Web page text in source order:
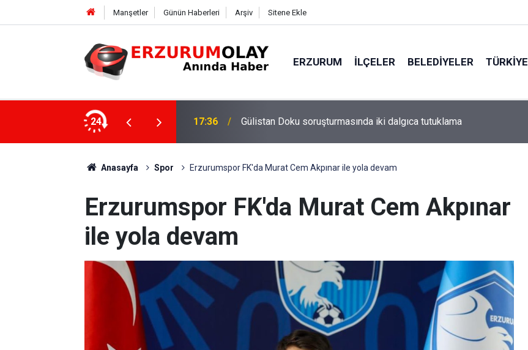
Manşetler Günün Haberleri Arşiv Sitene Ekle
ERZURUM İLÇELER BELEDIYELER TÜRKIYE
24
dalgıca tutuklama 12:29
Anasayfa Spor Erzurumspor FK'da Murat Cem Akpınar ile yola devam
Erzurumspor FK'da Murat Cem Akpınar
ile yola devam